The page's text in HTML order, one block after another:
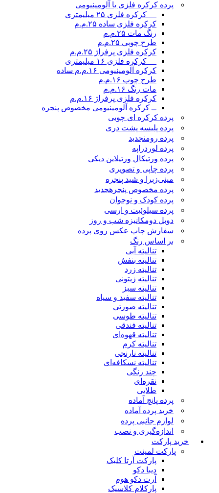
پرده کرکره فلزی یا آلومینیومی
__ کرکره فلزی ۲۵ میلیمتری
کرکره فلزی ساده ۲۵.م.م
رنگ مات ۲۵.م.م
طرح چوبی ۲۵.م.م
کرکره فلزی پرفراژ ۲۵.م.م
__ کرکره فلزی ۱۶ میلیمتری
کرکره آلومینیومی ۱۶.م.م ساده
طرح چوب ۱۶.م.م
مات رنگ ۱۶.م.م
کرکره فلزی پرفراژ ۱۶.م.م
ــ کرکره آلومینیومی مخصوص پنجره
پرده کرکره ای چوبی
پرده پلیسه پشت دری
پرده رومنجدید
پرده لوردراپه
پرده ورتیکال ورتیلاین دیکی
پرده چاپی و تصویری
مینی‌زبرا و شید پنجره
پرده مخصوص پنجرهجدید
پرده کودک و نوجوان
پرده سیلوئیت و ارسی
دوبل دومکانیزه شب و روز
سفارش چاپ عکس روی پرده
بر اساس رنگ
تنالیته آبی
تنالیته بنفش
تنالیته زرد
تنالیته زیتونی
تنالیته سبز
تنالیته سفید و سیاه
تنالیته صورتی
تنالیته طوسی
تنالیته فندقی
تنالیته قهوه‌ای
تنالیته کرم
تنالیته نارنجی
تنالیته نسکافه‌ای
چند رنگی
نقره‌ای
طلایی
پرده پانچ آماده
خرید پرده آماده
لوازم جانبی پرده
اندازه‌گیری و نصب
خرید پارکت
پارکت لمینت
پارکت آرتا کلیک
دیبا دکو
آرت دکو هوم
پارکلام کلاسیک